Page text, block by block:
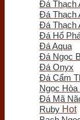
Tượng
Tượng
Tượng
Tượng
Trầm
Tượng
Vòng
Nụ -
Lư
Đá Thạch
Đá Thạch
Đá Thạch
Đá Hổ
Đá Aqua
Đá Ngọc
Đá Onyx
Đá Cẩm
Ngọc
Đá Mã
Ruby